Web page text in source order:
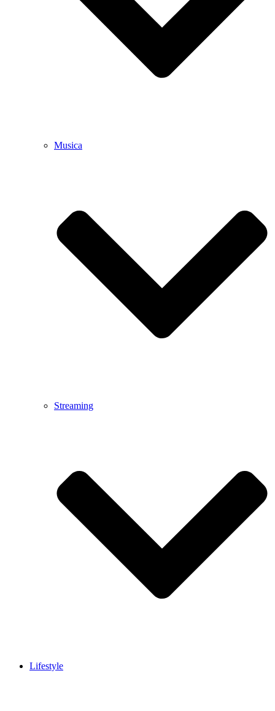
Musica
Streaming
Lifestyle